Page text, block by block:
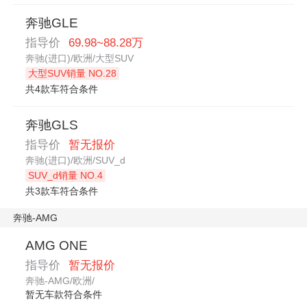
奔驰GLE
指导价 69.98~88.28万
奔驰(进口)/欧洲/大型SUV
大型SUV销量 NO.28
共4款车符合条件
奔驰GLS
指导价 暂无报价
奔驰(进口)/欧洲/SUV_d
SUV_d销量 NO.4
共3款车符合条件
奔驰-AMG
AMG ONE
指导价 暂无报价
奔驰-AMG/欧洲/
暂无车款符合条件